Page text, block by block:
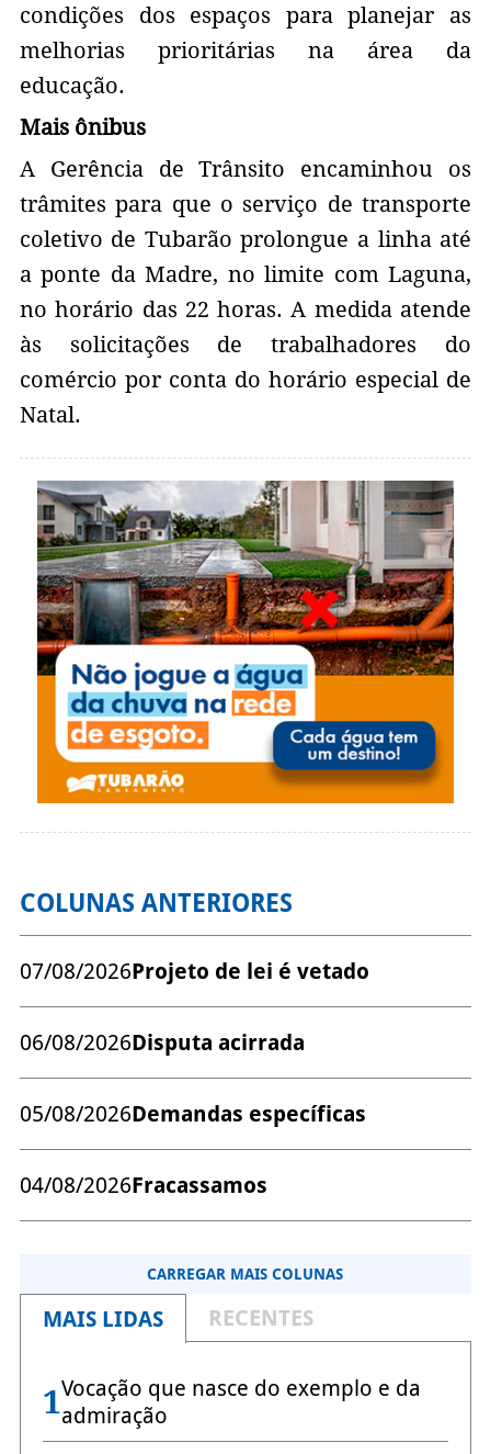
condições dos espaços para planejar as
melhorias prioritárias na área da
educação.
Mais ônibus
A Gerência de Trânsito encaminhou os
trâmites para que o serviço de transporte
coletivo de Tubarão prolongue a linha até
a ponte da Madre, no limite com Laguna,
no horário das 22 horas. A medida atende
às solicitações de trabalhadores do
comércio por conta do horário especial de
Natal.
COLUNAS ANTERIORES
07/08/2026Projeto de lei é vetado
06/08/2026Disputa acirrada
05/08/2026Demandas específicas
04/08/2026Fracassamos
CARREGAR MAIS COLUNAS
MAIS LIDAS RECENTES
1Vocação que nasce do exemplo e da
admiração